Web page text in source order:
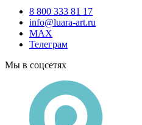
8 800 333 81 17
info@luara-art.ru
MAX
Телеграм
Мы в соцсетях